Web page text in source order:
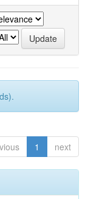
1 next